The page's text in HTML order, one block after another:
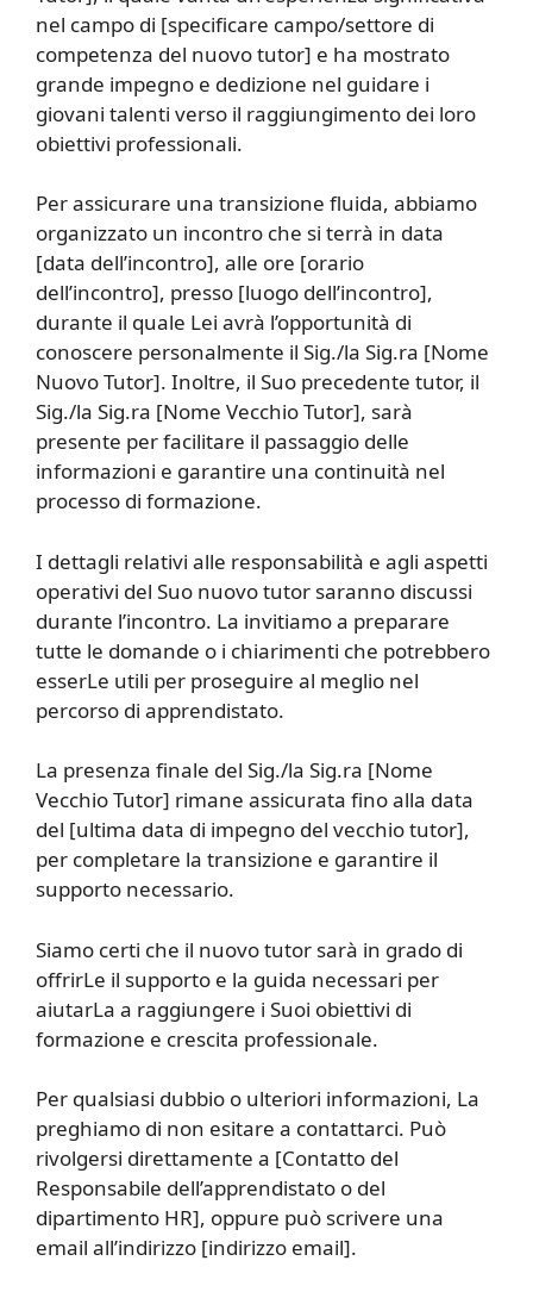
nel campo di [specificare campo/settore di
competenza del nuovo tutor] e ha mostrato
grande impegno e dedizione nel guidare i
giovani talenti verso il raggiungimento dei loro
obiettivi professionali.
Per assicurare una transizione fluida, abbiamo
organizzato un incontro che si terrà in data
[data dell’incontro], alle ore [orario
dell’incontro], presso [luogo dell’incontro],
durante il quale Lei avrà l’opportunità di
conoscere personalmente il Sig./la Sig.ra [Nome
Nuovo Tutor]. Inoltre, il Suo precedente tutor, il
Sig./la Sig.ra [Nome Vecchio Tutor], sarà
presente per facilitare il passaggio delle
informazioni e garantire una continuità nel
processo di formazione.
I dettagli relativi alle responsabilità e agli aspetti
operativi del Suo nuovo tutor saranno discussi
durante l’incontro. La invitiamo a preparare
tutte le domande o i chiarimenti che potrebbero
esserLe utili per proseguire al meglio nel
percorso di apprendistato.
La presenza finale del Sig./la Sig.ra [Nome
Vecchio Tutor] rimane assicurata fino alla data
del [ultima data di impegno del vecchio tutor],
per completare la transizione e garantire il
supporto necessario.
Siamo certi che il nuovo tutor sarà in grado di
offrirLe il supporto e la guida necessari per
aiutarLa a raggiungere i Suoi obiettivi di
formazione e crescita professionale.
Per qualsiasi dubbio o ulteriori informazioni, La
preghiamo di non esitare a contattarci. Può
rivolgersi direttamente a [Contatto del
Responsabile dell’apprendistato o del
dipartimento HR], oppure può scrivere una
email all’indirizzo [indirizzo email].